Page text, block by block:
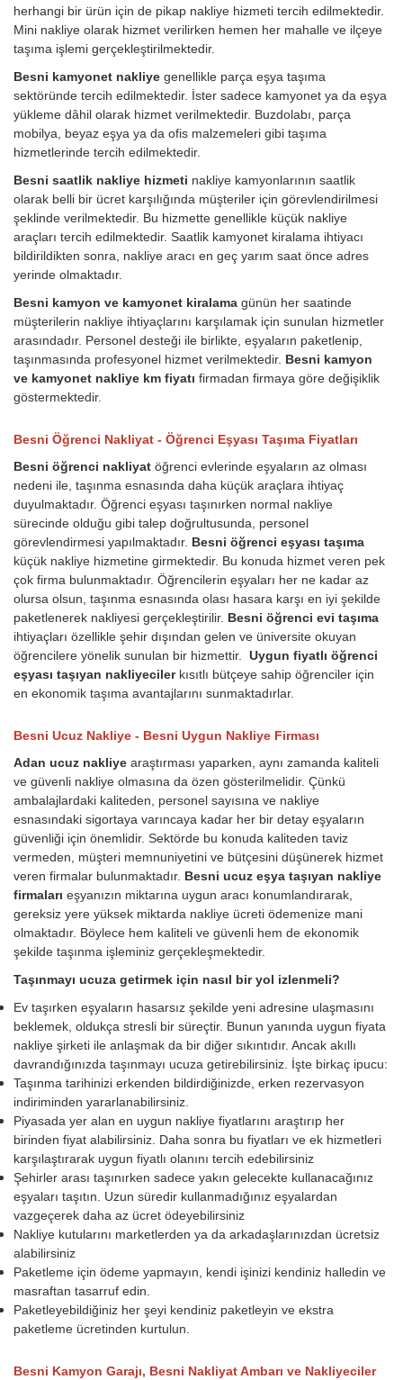
herhangi bir ürün için de pikap nakliye hizmeti tercih edilmektedir.
Mini nakliye olarak hizmet verilirken hemen her mahalle ve ilçeye
taşıma işlemi gerçekleştirilmektedir.
Besni kamyonet nakliye genellikle parça eşya taşıma
sektöründe tercih edilmektedir. İster sadece kamyonet ya da eşya
yükleme dâhil olarak hizmet verilmektedir. Buzdolabı, parça
mobilya, beyaz eşya ya da ofis malzemeleri gibi taşıma
hizmetlerinde tercih edilmektedir.
Besni saatlik nakliye hizmeti nakliye kamyonlarının saatlik
olarak belli bir ücret karşılığında müşteriler için görevlendirilmesi
şeklinde verilmektedir. Bu hizmette genellikle küçük nakliye
araçları tercih edilmektedir. Saatlik kamyonet kiralama ihtiyacı
bildirildikten sonra, nakliye aracı en geç yarım saat önce adres
yerinde olmaktadır.
Besni kamyon ve kamyonet kiralama günün her saatinde
müşterilerin nakliye ihtiyaçlarını karşılamak için sunulan hizmetler
arasındadır. Personel desteği ile birlikte, eşyaların paketlenip,
taşınmasında profesyonel hizmet verilmektedir. Besni kamyon
ve kamyonet nakliye km fiyatı firmadan firmaya göre değişiklik
göstermektedir.
Besni Öğrenci Nakliyat - Öğrenci Eşyası Taşıma Fiyatları
Besni öğrenci nakliyat öğrenci evlerinde eşyaların az olması
nedeni ile, taşınma esnasında daha küçük araçlara ihtiyaç
duyulmaktadır. Öğrenci eşyası taşınırken normal nakliye
sürecinde olduğu gibi talep doğrultusunda, personel
görevlendirmesi yapılmaktadır. Besni öğrenci eşyası taşıma
küçük nakliye hizmetine girmektedir. Bu konuda hizmet veren pek
çok firma bulunmaktadır. Öğrencilerin eşyaları her ne kadar az
olursa olsun, taşınma esnasında olası hasara karşı en iyi şekilde
paketlenerek nakliyesi gerçekleştirilir. Besni öğrenci evi taşıma
ihtiyaçları özellikle şehir dışından gelen ve üniversite okuyan
öğrencilere yönelik sunulan bir hizmettir. Uygun fiyatlı öğrenci
eşyası taşıyan nakliyeciler kısıtlı bütçeye sahip öğrenciler için
en ekonomik taşıma avantajlarını sunmaktadırlar.
Besni Ucuz Nakliye - Besni Uygun Nakliye Firması
Adan ucuz nakliye araştırması yaparken, aynı zamanda kaliteli
ve güvenli nakliye olmasına da özen gösterilmelidir. Çünkü
ambalajlardaki kaliteden, personel sayısına ve nakliye
esnasındaki sigortaya varıncaya kadar her bir detay eşyaların
güvenliği için önemlidir. Sektörde bu konuda kaliteden taviz
vermeden, müşteri memnuniyetini ve bütçesini düşünerek hizmet
veren firmalar bulunmaktadır. Besni ucuz eşya taşıyan nakliye
firmaları eşyanızın miktarına uygun aracı konumlandırarak,
gereksiz yere yüksek miktarda nakliye ücreti ödemenize mani
olmaktadır. Böylece hem kaliteli ve güvenli hem de ekonomik
şekilde taşınma işleminiz gerçekleşmektedir.
Taşınmayı ucuza getirmek için nasıl bir yol izlenmeli?
Ev taşırken eşyaların hasarsız şekilde yeni adresine ulaşmasını
beklemek, oldukça stresli bir süreçtir. Bunun yanında uygun fiyata
nakliye şirketi ile anlaşmak da bir diğer sıkıntıdır. Ancak akıllı
davrandığınızda taşınmayı ucuza getirebilirsiniz. İşte birkaç ipucu:
Taşınma tarihinizi erkenden bildirdiğinizde, erken rezervasyon
indiriminden yararlanabilirsiniz.
Piyasada yer alan en uygun nakliye fiyatlarını araştırıp her
birinden fiyat alabilirsiniz. Daha sonra bu fiyatları ve ek hizmetleri
karşılaştırarak uygun fiyatlı olanını tercih edebilirsiniz
Şehirler arası taşınırken sadece yakın gelecekte kullanacağınız
eşyaları taşıtın. Uzun süredir kullanmadığınız eşyalardan
vazgeçerek daha az ücret ödeyebilirsiniz
Nakliye kutularını marketlerden ya da arkadaşlarınızdan ücretsiz
alabilirsiniz
Paketleme için ödeme yapmayın, kendi işinizi kendiniz halledin ve
masraftan tasarruf edin.
Paketleyebildiğiniz her şeyi kendiniz paketleyin ve ekstra
paketleme ücretinden kurtulun.
Besni Kamyon Garajı, Besni Nakliyat Ambarı ve Nakliyeciler